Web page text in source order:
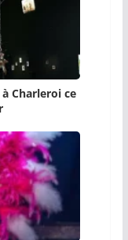
Charleroi ce